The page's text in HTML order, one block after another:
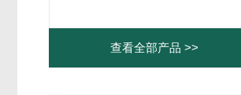
查看全部产品 >>